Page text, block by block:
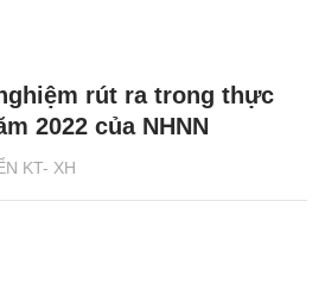
KT- XH
rút ra trong thực
2022 của NHNN